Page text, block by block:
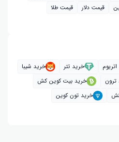
قیمت دلار
قیمت طلا
خرید تتر
خرید شیبا
ترون
خرید بیت کوین کش
خرید تون کوین